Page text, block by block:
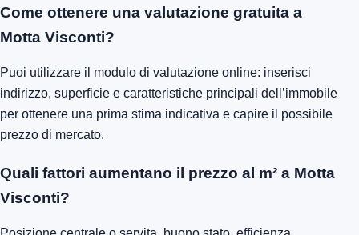
Come ottenere una valutazione gratuita a
Motta Visconti?
Puoi utilizzare il modulo di valutazione online: inserisci
indirizzo, superficie e caratteristiche principali dell’immobile
per ottenere una prima stima indicativa e capire il possibile
prezzo di mercato.
Quali fattori aumentano il prezzo al m² a Motta
Visconti?